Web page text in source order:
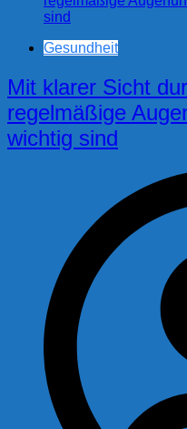
Gesundheit
Mit klarer Sicht
regelmäßige
wichtig sind